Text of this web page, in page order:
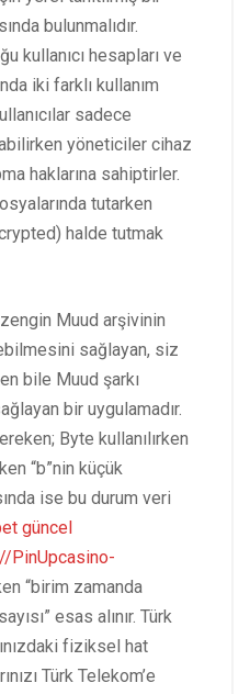
bulunmalıdır.
kullanıcı hesapları ve
iki farklı kullanım
sadece
yöneticiler cihaz
haklarına sahiptirler.
tutarken
halde tutmak
Muud arşivinin
sağlayan, siz
bile Muud şarkı
bir uygulamadır.
Byte kullanılırken
“b”nin küçük
ise bu durum veri
güncel
PinUpcasino-
“birim zamanda
esas alınır. Türk
fiziksel hat
Türk Telekom’e